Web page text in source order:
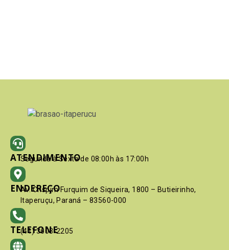
ATENDIMENTO
Segunda à Sexta de 08:00h às 17:00h
ENDEREÇO
Av. Crispim Furquim de Siqueira, 1800 – Butieirinho,
Itaperuçu, Paraná – 83560-000
TELEFONE
(41) 3603-2205